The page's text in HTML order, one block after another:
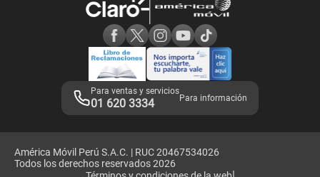
Adquirientes iPhone 6, 6S y SE
Mensaje de Seguridad
Términos y Condiciones de Tienda Claro
Libro de Reclamaciones
Legales de marketplace
Para ventas y servicios
01 620 3334 Para información
América Móvil Perú S.A.C. | RUC 20467534026
Todos los derechos reservados 2026